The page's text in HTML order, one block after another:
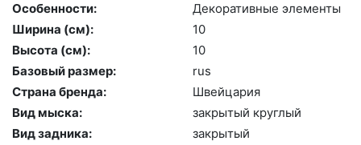
Особенности:
Де­кора­тив­ные эле­мен­ты
Ширина (см):
10
Высота (cм):
10
Базовый размер:
rus
Страна бренда:
Швей­ца­рия
Вид мыска:
зак­ры­тый круг­лый
Вид задника:
зак­ры­тый